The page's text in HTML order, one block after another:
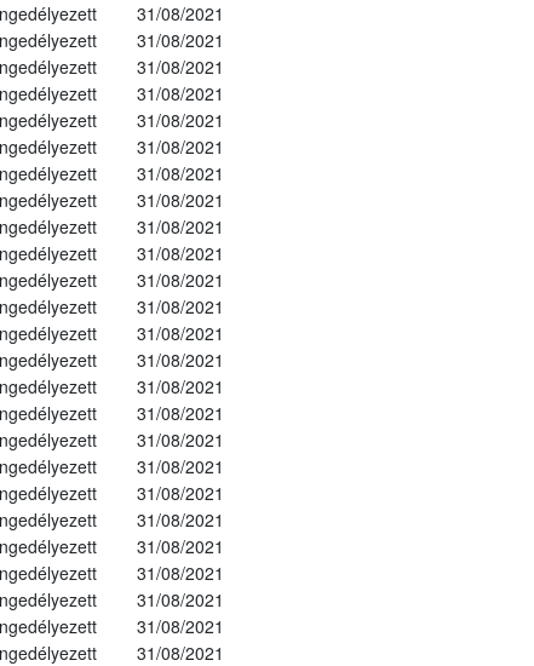
31/08/2021
31/08/2021
31/08/2021
31/08/2021
31/08/2021
31/08/2021
31/08/2021
31/08/2021
31/08/2021
31/08/2021
31/08/2021
31/08/2021
31/08/2021
31/08/2021
31/08/2021
31/08/2021
31/08/2021
31/08/2021
31/08/2021
31/08/2021
31/08/2021
31/08/2021
31/08/2021
31/08/2021
31/08/2021